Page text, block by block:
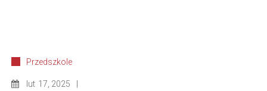
Przedszkole
lut 17, 2025